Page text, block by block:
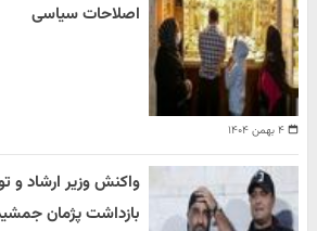
۴ بهمن ۱۴۰۴
اصلاحات سیاسی
واکنش وزیر ارشاد و
بازداشت پژمان